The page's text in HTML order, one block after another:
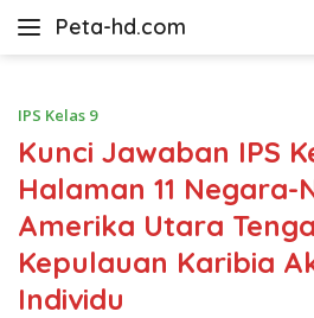
Peta-hd.com
Kumpulan
HD
IPS Kelas 9
Kunci Jawaban IPS
Halaman 11 Negara-
Amerika Utara
Kepulauan Karibia
Individu